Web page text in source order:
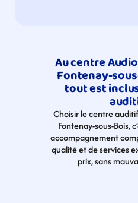
Au centre
Fontenay-
tout est
Choisir le centre
Fontenay-sous-Bois,
accompagnement
qualité et de services
prix, sans